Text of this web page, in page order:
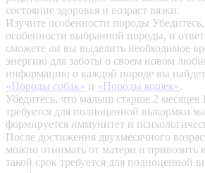
состояние здоровья и возраст вязки.
Изучите особенности породы
особенности выбранной породы, и
сможете ли вы выделить необходимое
энергию для заботы о своем новом
информацию о каждой породе вы
«Породы собак» и «Породы кошек».
Убедитесь, что малыш старше 2 месяцев
требуется для полноценной выкормки
формируется иммунитет и
После достижения двухмесячного
можно отнимать от матери и
такой срок требуется для полноценной